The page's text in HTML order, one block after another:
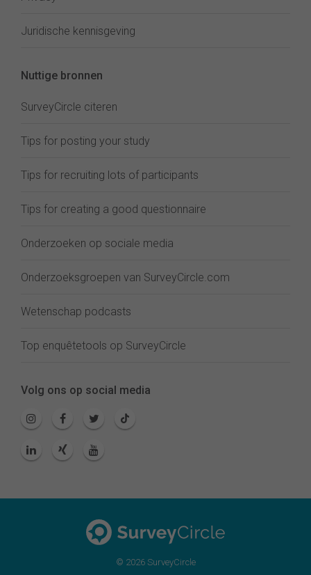
Juridische kennisgeving
Nuttige bronnen
SurveyCircle citeren
Tips for posting your study
Tips for recruiting lots of participants
Tips for creating a good questionnaire
Onderzoeken op sociale media
Onderzoeksgroepen van SurveyCircle.com
Wetenschap podcasts
Top enquêtetools op SurveyCircle
Volg ons op social media
© 2026 SurveyCircle